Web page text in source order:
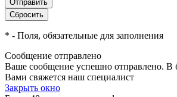
* - Поля, обязательные для заполнения
Сообщение отправлено
Ваше сообщение успешно отправлено. В
Вами свяжется наш специалист
Закрыть окно